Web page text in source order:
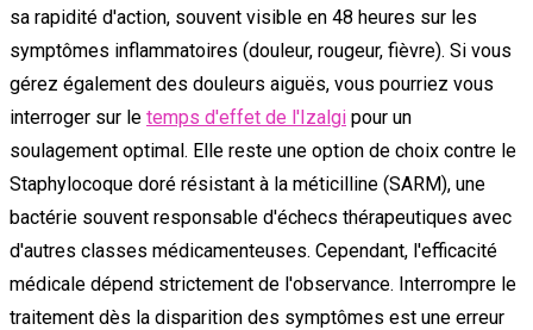
sa rapidité d'action, souvent visible en 48 heures sur les
symptômes inflammatoires (douleur, rougeur, fièvre). Si vous
gérez également des douleurs aiguës, vous pourriez vous
interroger sur le temps d'effet de l'Izalgi pour un
soulagement optimal. Elle reste une option de choix contre le
Staphylocoque doré résistant à la méticilline (SARM), une
bactérie souvent responsable d'échecs thérapeutiques avec
d'autres classes médicamenteuses. Cependant, l'efficacité
médicale dépend strictement de l'observance. Interrompre le
traitement dès la disparition des symptômes est une erreur